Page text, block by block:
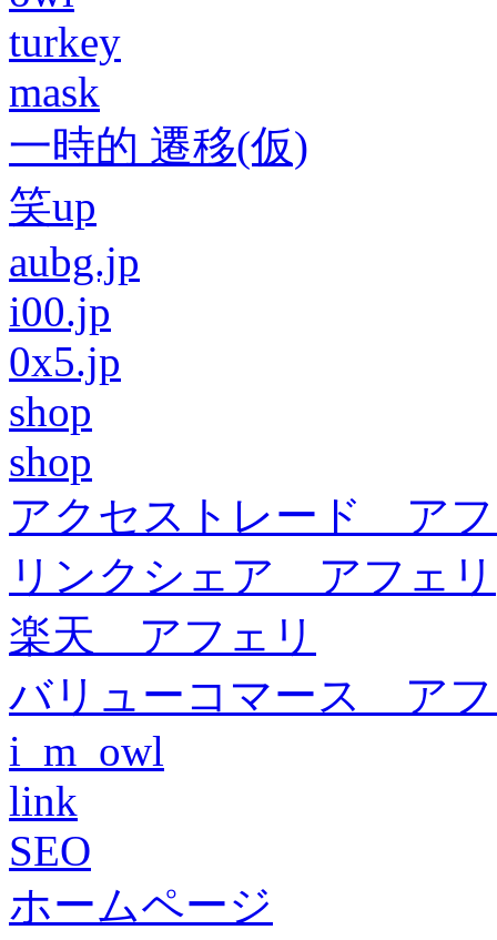
turkey
mask
一時的 遷移(仮)
笑up
aubg.jp
i00.jp
0x5.jp
shop
shop
アクセストレード ア
リンクシェア アフェリ
楽天 アフェリ
バリューコマース ア
i_m_owl
link
SEO
ホームページ